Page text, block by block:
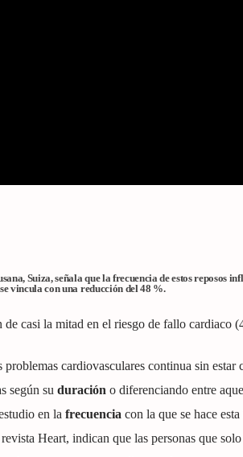
Suiza, señala que la frecuencia de estos reposos
vincula con una reducción del 48 %.
de casi la mitad en el riesgo de fallo cardiaco
cardiovasculares continua sin estar
según su duración o diferenciando entre
en la frecuencia con la que se hace
Heart, indican que las personas que